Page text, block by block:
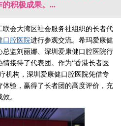
积极成果。...
联会大湾区社会服务社组织的长者代
口腔医院进行参观交流。希玛爱康健
总监刘丽娜、深圳爱康健口腔医院行
接待了代表团。作为“香港长者医
机构，深圳爱康健口腔医院凭借专
验，赢得了长者团的高度评价，充
。